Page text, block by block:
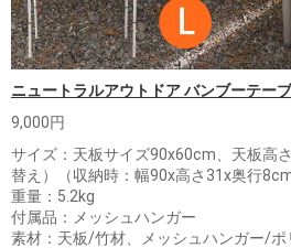
ニュートラルアウトドア バンブーテー
9,000円
サイズ：天板サイズ90x60cm、天板高
替え）（収納時：幅90x高さ31x奥行8cm
重量：5.2kg
付属品：メッシュハンガー
素材：天板/竹材、メッシュハンガー/